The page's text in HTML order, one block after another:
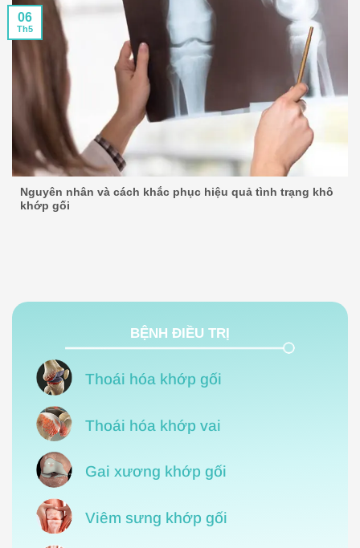
Nguyên nhân và cách khắc phục hiệu quả tình trạng khô
khớp gối
06
Th5
BỆNH ĐIỀU TRỊ
Thoái hóa khớp gối
Thoái hóa khớp vai
Gai xương khớp gối
Viêm sưng khớp gối